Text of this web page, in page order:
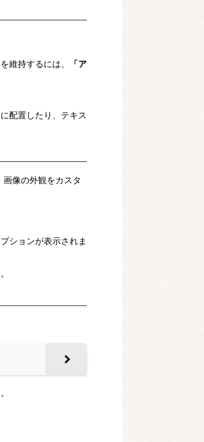
維持するには、
「ア
配置したり、テキス
像の外観をカスタ
ションが表示されま